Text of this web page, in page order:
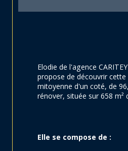
Elodie de l'agence
propose de découvrir cette
mitoyenne d'un coté, de
rénover, située sur 658 m²
Elle se compose de :